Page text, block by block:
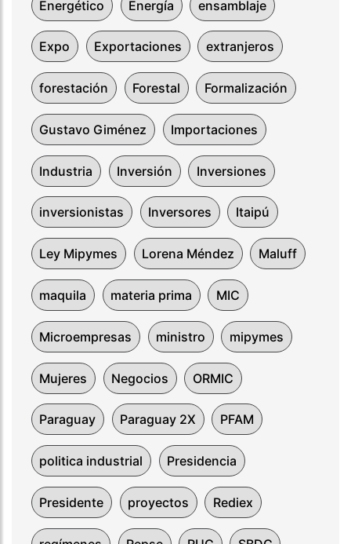
Energético Energía ensamblaje
Expo Exportaciones extranjeros
forestación Forestal Formalización
Gustavo Giménez Importaciones
Industria Inversión Inversiones
inversionistas Inversores Itaipú
Ley Mipymes Lorena Méndez Maluff
maquila materia prima MIC
Microempresas ministro mipymes
Mujeres Negocios ORMIC
Paraguay Paraguay 2X PFAM
politica industrial Presidencia
Presidente proyectos Rediex